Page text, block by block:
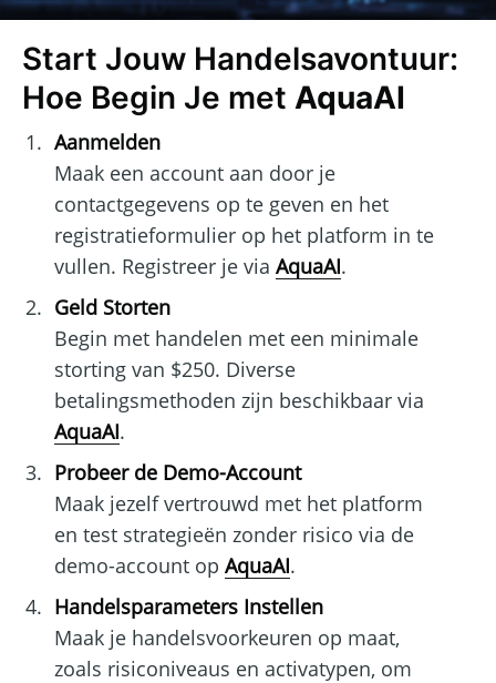
Start Jouw Handelsavontuur:
Hoe Begin Je met AquaAI
Aanmelden
Maak een account aan door je
contactgegevens op te geven en het
registratieformulier op het platform in te
vullen. Registreer je via AquaAI.
Geld Storten
Begin met handelen met een minimale
storting van $250. Diverse
betalingsmethoden zijn beschikbaar via
AquaAI.
Probeer de Demo-Account
Maak jezelf vertrouwd met het platform
en test strategieën zonder risico via de
demo-account op AquaAI.
Handelsparameters Instellen
Maak je handelsvoorkeuren op maat,
zoals risiconiveaus en activatypen, om